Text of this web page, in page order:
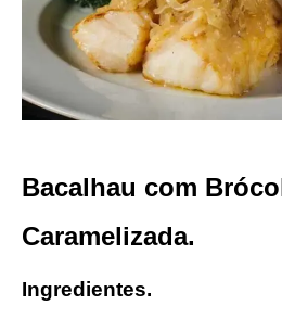
Bacalhau com
Caramelizada.
Ingredientes.